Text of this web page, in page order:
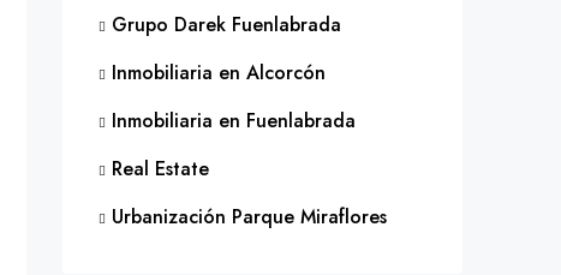
Grupo Darek Fuenlabrada
Inmobiliaria en Alcorcón
Inmobiliaria en Fuenlabrada
Real Estate
Urbanización Parque Miraflores